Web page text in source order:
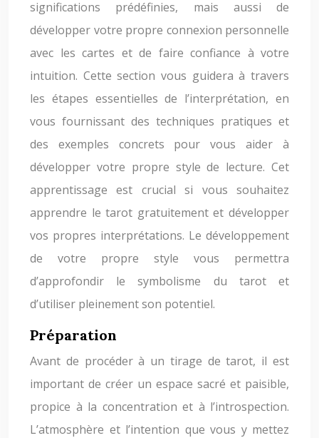
significations prédéfinies, mais aussi de
développer votre propre connexion personnelle
avec les cartes et de faire confiance à votre
intuition. Cette section vous guidera à travers
les étapes essentielles de l’interprétation, en
vous fournissant des techniques pratiques et
des exemples concrets pour vous aider à
développer votre propre style de lecture. Cet
apprentissage est crucial si vous souhaitez
apprendre le tarot gratuitement et développer
vos propres interprétations. Le développement
de votre propre style vous permettra
d’approfondir le symbolisme du tarot et
d’utiliser pleinement son potentiel.
Préparation
Avant de procéder à un tirage de tarot, il est
important de créer un espace sacré et paisible,
propice à la concentration et à l’introspection.
L’atmosphère et l’intention que vous y mettez